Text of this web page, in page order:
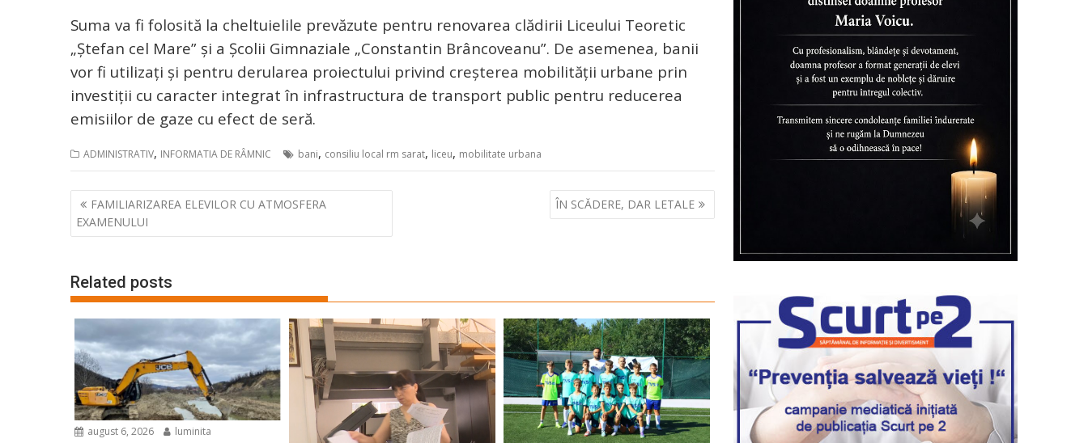
Suma va fi folosită la cheltuielile prevăzute pentru renovarea clădirii Liceului Teoretic
„Ștefan cel Mare” și a Școlii Gimnaziale „Constantin Brâncoveanu”. De asemenea, banii
vor fi utilizați și pentru derularea proiectului privind creșterea mobilității urbane prin
investiții cu caracter integrat în infrastructura de transport public pentru reducerea
emisiilor de gaze cu efect de seră.
ADMINISTRATIV, INFORMATIA DE RÂMNIC bani, consiliu local rm sarat, liceu, mobilitate urbana
Navigare
în
articole
FAMILIARIZAREA ELEVILOR CU ATMOSFERA
EXAMENULUI
ÎN SCĂDERE, DAR LETALE
Related posts
august 6, 2026 luminita